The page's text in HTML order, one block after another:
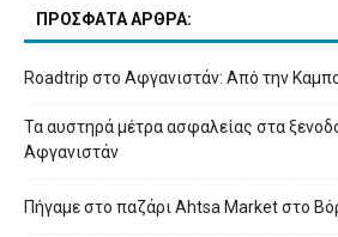
ΠΡΟΣΦΑΤΑ ΑΡΘΡΑ:
Roadtrip στο Αφγανιστάν: Από την
Τα αυστηρά μέτρα ασφαλείας στα
Αφγανιστάν
Πήγαμε στο παζάρι Ahtsa Market στο